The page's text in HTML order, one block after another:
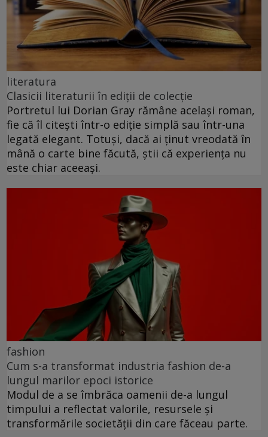
literatura
Clasicii literaturii în ediții de colecție
Portretul lui Dorian Gray rămâne același roman,
fie că îl citești într-o ediție simplă sau într-una
legată elegant. Totuși, dacă ai ținut vreodată în
mână o carte bine făcută, știi că experiența nu
este chiar aceeași.
fashion
Cum s-a transformat industria fashion de-a
lungul marilor epoci istorice
Modul de a se îmbrăca oamenii de-a lungul
timpului a reflectat valorile, resursele și
transformările societății din care făceau parte.